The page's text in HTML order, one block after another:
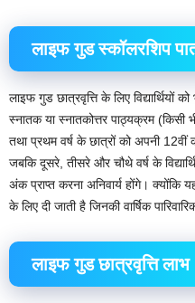
लाइफ गुड स्कॉलरशिप
लाइफ गुड छात्रवृत्ति के लिए विद्यार्थियों
स्नातक या स्नातकोत्तर पाठ्यक्रम
तथा प्रथम वर्ष के छात्रों को अपनी 12वीं
जबकि दूसरे, तीसरे और चौथे वर्ष के
अंक प्राप्त करना अनिवार्य होंगे। क्योंकि
के लिए दी जाती है जिनकी वार्षिक
लाइफ गुड छात्रवृत्ति लाभ